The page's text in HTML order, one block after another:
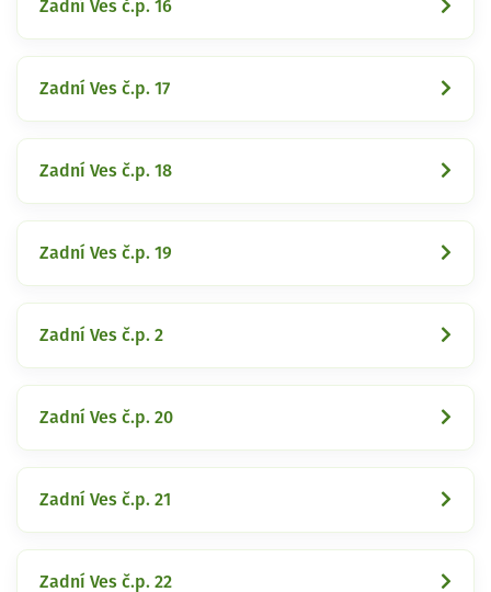
Zadní Ves č.p. 16
Zadní Ves č.p. 17
Zadní Ves č.p. 18
Zadní Ves č.p. 19
Zadní Ves č.p. 2
Zadní Ves č.p. 20
Zadní Ves č.p. 21
Zadní Ves č.p. 22